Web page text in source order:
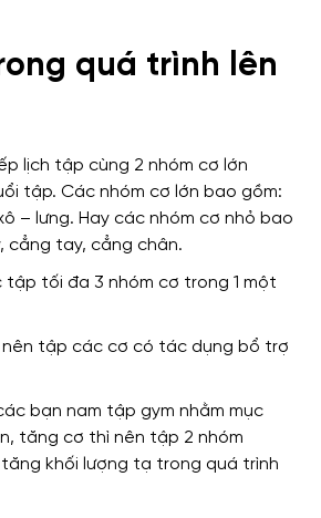
quá trình lên
lịch tập cùng 2 nhóm cơ lớn
tập. Các nhóm cơ lớn bao gồm:
– lưng. Hay các nhóm cơ nhỏ bao
cẳng tay, cẳng chân.
tập tối đa 3 nhóm cơ trong 1 một
nên tập các cơ có tác dụng bổ trợ
bạn nam tập gym nhằm mục
tăng cơ thì nên tập 2 nhóm
khối lượng tạ trong quá trình